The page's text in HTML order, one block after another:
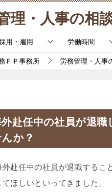
理・人事の相
用・雇用 労働時間
ＦＰ事務所 労務管理・人事
赴任中の社員が退
か？
赴任中の社員が退職するこ
てほしいといってきました。